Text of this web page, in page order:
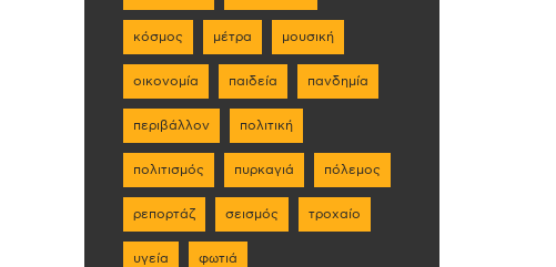
κόσμος μέτρα μουσική
οικονομία παιδεία πανδημία
περιβάλλον πολιτική
πολιτισμός πυρκαγιά πόλεμος
ρεπορτάζ σεισμός τροχαίο
υγεία φωτιά